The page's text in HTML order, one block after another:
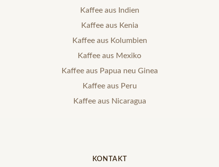
Kaffee aus Indien
Kaffee aus Kenia
Kaffee aus Kolumbien
Kaffee aus Mexiko
Kaffee aus Papua neu Ginea
Kaffee aus Peru
Kaffee aus Nicaragua
KONTAKT